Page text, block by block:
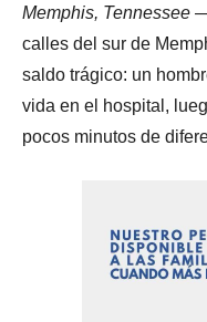
Memphis, Tennessee
calles del sur de
saldo trágico: un
vida en el hospital,
pocos minutos de